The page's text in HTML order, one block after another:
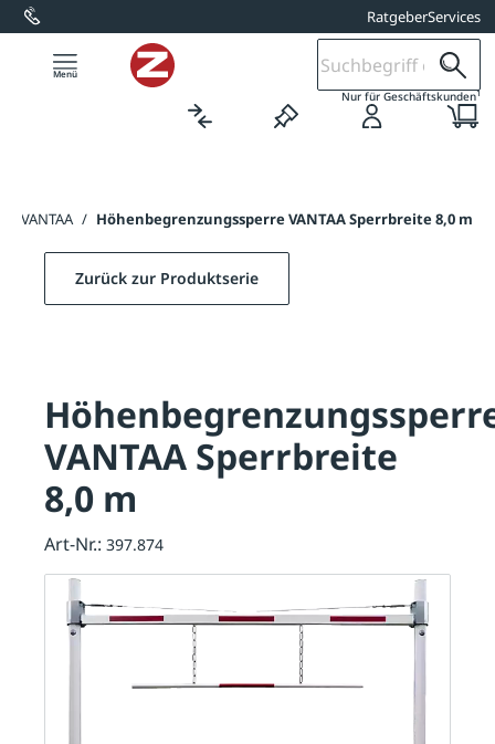
springen RatgeberServices
Nur für Geschäftskunden1
VANTAA / Höhenbegrenzungssperre VANTAA Sperrbreite 8,0 m
Zurück zur Produktserie
VANTAA Sperrbreite
8,0 m
Art-Nr.: 397.874